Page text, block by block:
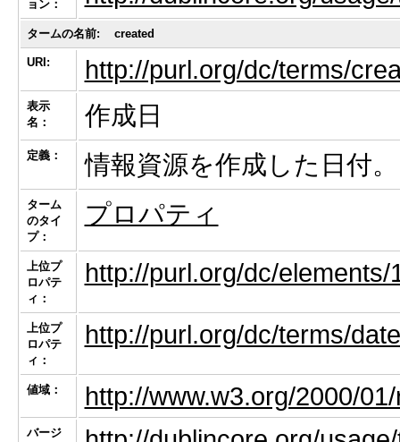
ョン：
タームの名前: created
URI: http://purl.org/dc/terms/
表示
名：
作成日
定義： 情報資源を作成した日付。
ターム
のタイ
プ：
プロパティ
上位プ
ロパテ
ィ：
http://purl.org/dc/elements/
上位プ
ロパテ
ィ：
http://purl.org/dc/terms/date
値域： http://www.w3.org/2000/
バージ